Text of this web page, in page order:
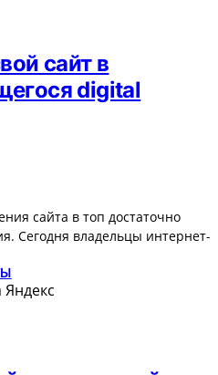
сайт в
digital
сайта в топ достаточно
Сегодня владельцы интернет-